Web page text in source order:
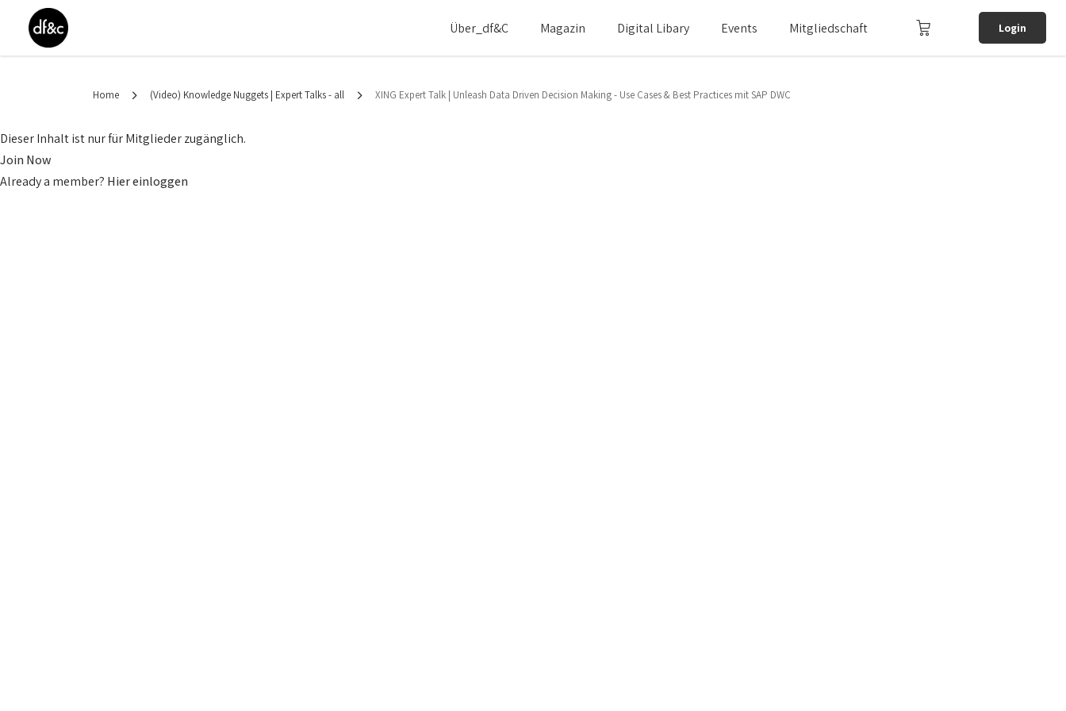
Über_df&c Magazin Digital Libary Events Mitgliedschaft Login
Home (Video) Knowledge Nuggets | Expert Talks - all XING Expert Talk | Unleash Data Driven Decision Making - Use Cases & Best Practices mit SAP DWC
Dieser Inhalt ist nur für Mitglieder zugänglich.
Join Now
Already a member? Hier einloggen